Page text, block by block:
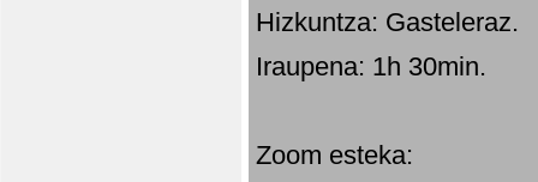
Hizkuntza: Gasteleraz.
Iraupena: 1h 30min.
Zoom esteka: